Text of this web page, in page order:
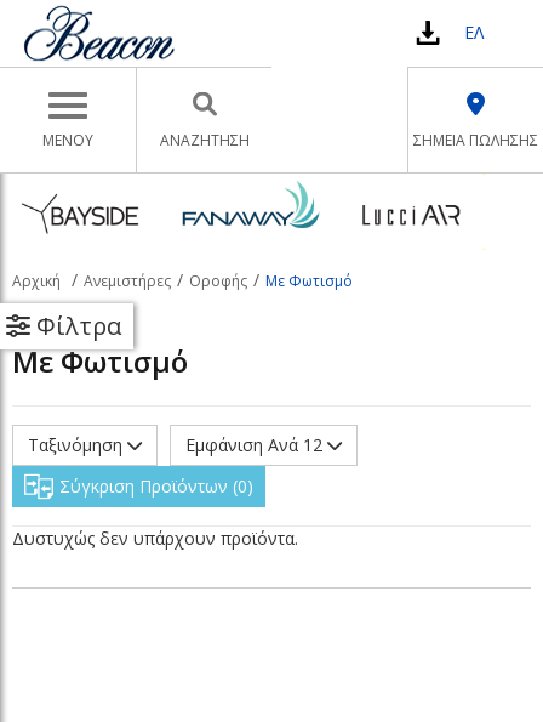
Toggle navigation
ΜΕΝΟΥ
ΕΛ
ΣΗΜΕΙΑ ΠΩΛΗΣΗΣ
ΑΝΑΖΉΤΗΣΗ
Αρχική Ανεμιστήρες Οροφής Με Φωτισμό
Φίλτρα
Με Φωτισμό
Ταξινόμηση
Εμφάνιση Ανά 12
Σύγκριση Προϊόντων 0
Δυστυχώς δεν υπάρχουν προϊόντα.